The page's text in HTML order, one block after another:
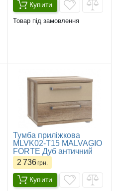
Купити
Товар під замовлення
Тумба приліжкова
MLVK02-T15 MALVAGIO
FORTE Дуб античний
2 736грн.
Купити